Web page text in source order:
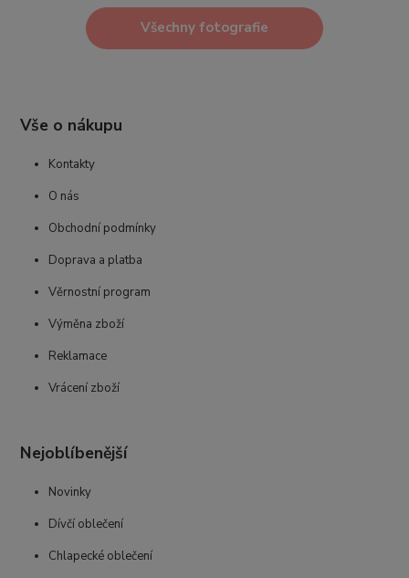
Všechny fotografie
Vše o nákupu
Kontakty
O nás
Obchodní podmínky
Doprava a platba
Věrnostní program
Výměna zboží
Reklamace
Vrácení zboží
Nejoblíbenější
Novinky
Dívčí oblečení
Chlapecké oblečení